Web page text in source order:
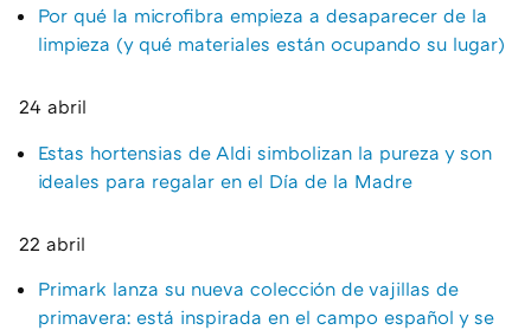
Por qué la microfibra empieza a desaparecer de la
limpieza (y qué materiales están ocupando su lugar)
24 abril
Estas hortensias de Aldi simbolizan la pureza y son
ideales para regalar en el Día de la Madre
22 abril
Primark lanza su nueva colección de vajillas de
primavera: está inspirada en el campo español y se